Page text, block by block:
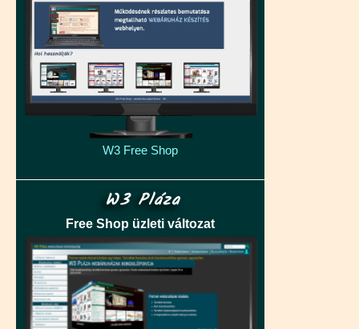
W3 Free Shop
W3 Pláza
Free Shop üzleti változat